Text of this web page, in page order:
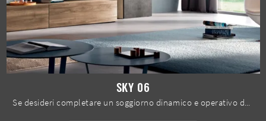
SKY 06
Se desideri completare un soggiorno dinamico e operativo dalle linee moderne, ecco a te la parete attrezzata Sky 06 Spar.